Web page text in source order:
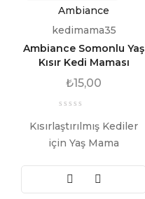
Ambiance
kedimama35
Ambiance Somonlu Yaş
Kısır Kedi Maması
₺15,00
Kısırlaştırılmış Kediler
için Yaş Mama